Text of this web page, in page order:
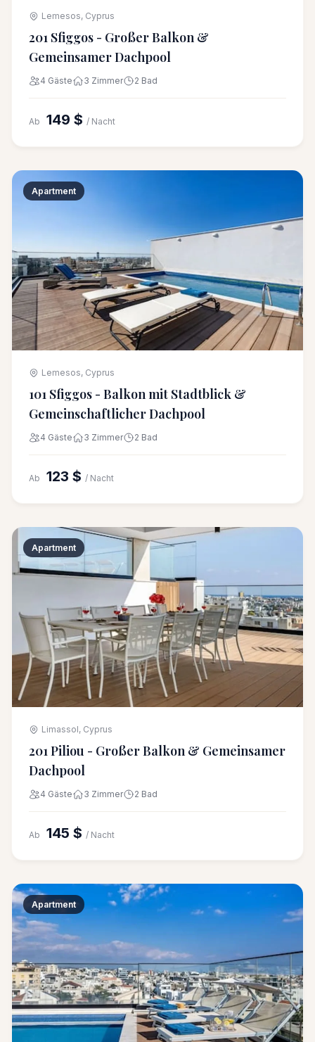
Lemesos, Cyprus
201 Sfiggos - Großer Balkon &
Gemeinsamer Dachpool
4 Gäste 3 Zimmer 2 Bad
Ab 149 $ / Nacht
Apartment
Lemesos, Cyprus
101 Sfiggos - Balkon mit Stadtblick &
Gemeinschaftlicher Dachpool
4 Gäste 3 Zimmer 2 Bad
Ab 123 $ / Nacht
Apartment
Limassol, Cyprus
201 Piliou - Großer Balkon & Gemeinsamer
Dachpool
4 Gäste 3 Zimmer 2 Bad
Ab 145 $ / Nacht
Apartment